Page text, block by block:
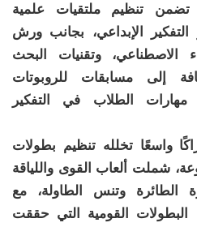
تضمن تنظيم ملتقيات علمية
التفكير الإبداعي، بجانب ورش
وتقنيات البحث
إلى مسابقات للروبوتات
مهارات الطلاب في التفكير
واسعًا تخلله تنظيم بطولات
شملت ألعاب القوى واللياقة
الطائرة وتنس الطاولة، مع
القومية التي حققت